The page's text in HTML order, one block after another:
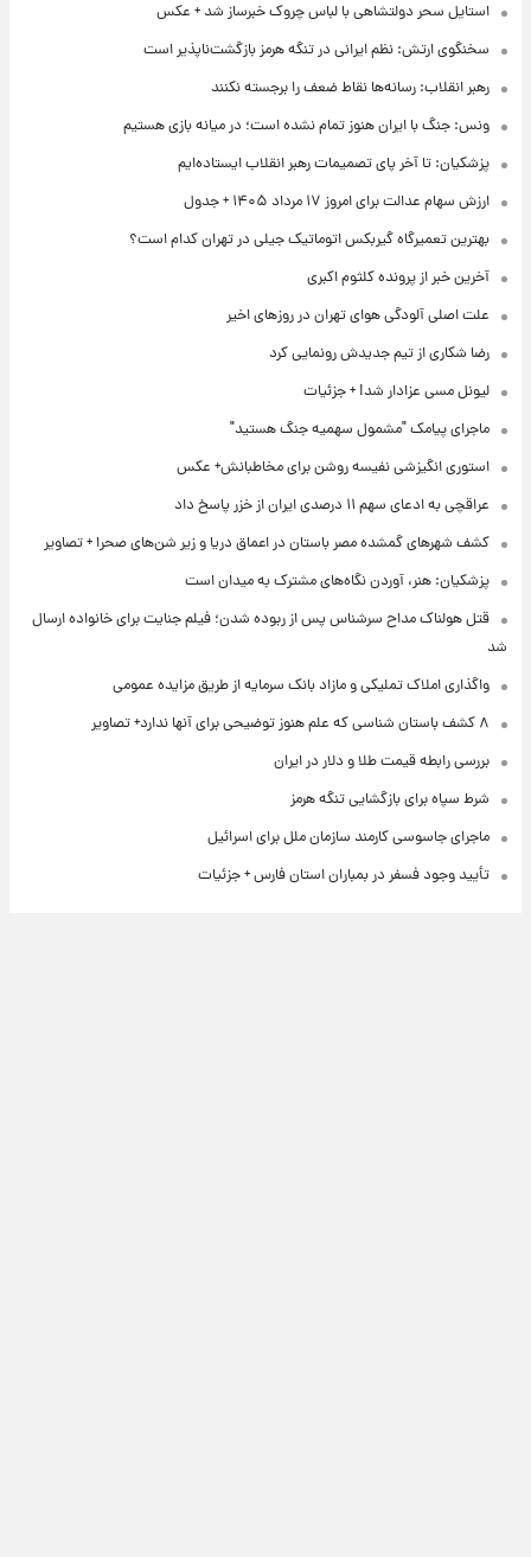
استایل سحر دولتشاهی با لباس چروک خبرساز شد + عکس
سخنگوی ارتش: نظم ایرانی در تنگه هرمز بازگشت‌ناپذیر است
رهبر انقلاب: رسانه‌ها نقاط ضعف را برجسته نکنند
ونس: جنگ با ایران هنوز تمام نشده است؛ در میانه بازی هستیم
پزشکیان: تا آخر پای تصمیمات رهبر انقلاب ایستاده‌ایم
ارزش سهام عدالت برای امروز ۱۷ مرداد ۱۴۰۵ + جدول
بهترین تعمیرگاه گیربکس اتوماتیک جیلی در تهران کدام است؟
آخرین خبر از پرونده کلثوم اکبری
علت اصلی آلودگی هوای تهران در روزهای اخیر
رضا شکاری از تیم جدیدش رونمایی کرد
لیونل مسی عزادار شد! + جزئیات
ماجرای پیامک "مشمول سهمیه جنگ هستید"
استوری انگیزشی نفیسه روشن برای مخاطبانش+ عکس
عراقچی به ادعای سهم ۱۱ درصدی ایران از خزر پاسخ داد
کشف شهرهای گمشده مصر باستان در اعماق دریا و زیر شن‌های صحرا + تصاویر
پزشکیان: هنر، آوردن نگاه‌های مشترک به میدان است
قتل هولناک مداح سرشناس پس از ربوده شدن؛ فیلم جنایت برای خانواده ارسال
شد
واگذاری املاک تملیکی و مازاد بانک سرمایه از طریق مزایده عمومی
۸ کشف باستان شناسی که علم هنوز توضیحی برای آنها ندارد+ تصاویر
بررسی رابطه قیمت طلا و دلار در ایران
شرط سپاه برای بازگشایی تنگه هرمز
ماجرای جاسوسی کارمند سازمان ملل برای اسرائیل
تأیید وجود فسفر در بمباران استان فارس + جزئیات